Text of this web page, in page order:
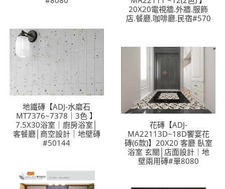
20X20電視牆.外牆.服飾
店.餐廳.咖啡廳.民宿#570
地鐵磚【ADJ-水磨石
MT7376~7378｜3色 】
7.5X30浴室｜廚房浴室│
客餐廳│商空設計｜地壁磚
#50144
花磚【ADJ-
MA22113D~18D饗宴花
磚(6款)】20X20 客廳 臥室
浴室 玄關│店面設計｜地
壁兩用磚#單8080